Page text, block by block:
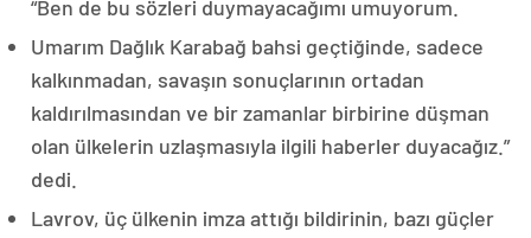
“Ben de bu sözleri duymayacağımı umuyorum.
Umarım Dağlık Karabağ bahsi geçtiğinde, sadece
kalkınmadan, savaşın sonuçlarının ortadan
kaldırılmasından ve bir zamanlar birbirine düşman
olan ülkelerin uzlaşmasıyla ilgili haberler duyacağız.”
dedi.
Lavrov, üç ülkenin imza attığı bildirinin, bazı güçler